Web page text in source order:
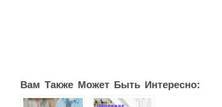
Вам Также Может Быть Интересно: